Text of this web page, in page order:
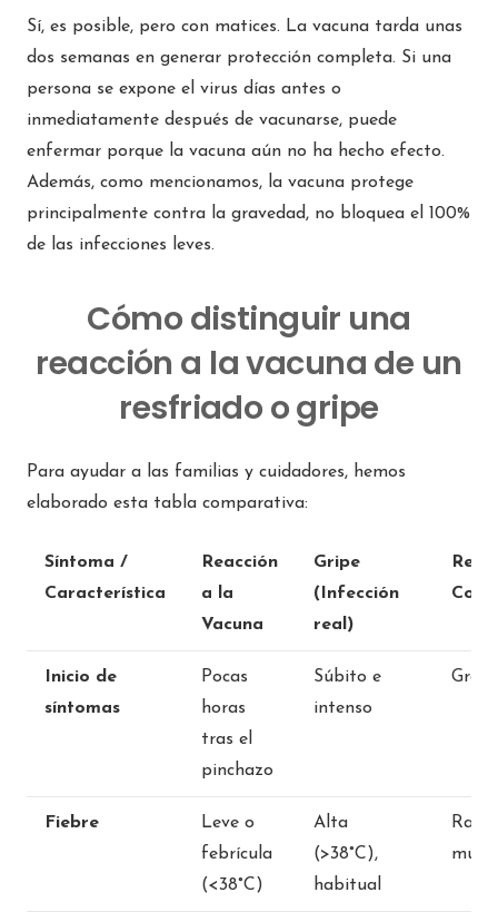
Sí, es posible, pero con matices. La vacuna tarda unas
dos semanas en generar protección completa. Si una
persona se expone el virus días antes o
inmediatamente después de vacunarse, puede
enfermar porque la vacuna aún no ha hecho efecto.
Además, como mencionamos, la vacuna protege
principalmente contra la gravedad, no bloquea el 100%
de las infecciones leves.
Cómo distinguir una
reacción a la vacuna de un
resfriado o gripe
Para ayudar a las familias y cuidadores, hemos
elaborado esta tabla comparativa:
Síntoma /
Característica
Reacción
a la
Vacuna
Gripe
(Infección
real)
Inicio de
síntomas
Pocas
horas
tras el
pinchazo
Súbito e
intenso
Fiebre
Leve o
febrícula
(<38°C)
Alta
(>38°C),
habitual
Rara
muy